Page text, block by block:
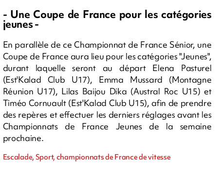
- Une Coupe de France pour les catégories
jeunes -
En parallèle de ce Championnat de France Sénior, une
Coupe de France aura lieu pour les catégories "Jeunes",
durant laquelle seront au départ Elena Pasturel
(Est'Kalad Club U17), Emma Mussard (Montagne
Réunion U17), Lilas Baijou Dika (Austral Roc U15) et
Timéo Cornuault (Est'Kalad Club U15), afin de prendre
des repères et effectuer les derniers réglages avant les
Championnats de France Jeunes de la semaine
prochaine.
Escalade, Sport, championnats de France de vitesse